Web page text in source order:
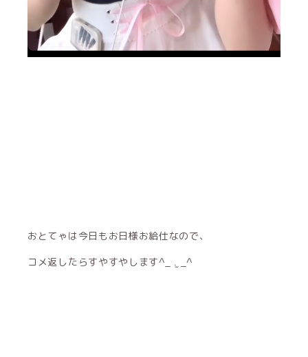
おとてゃは今日もお日様お給仕なので、
コメ返したらすやすやします^_ .̫ _^